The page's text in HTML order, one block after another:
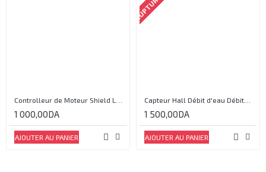
1 000,00DA
AJOUTER AU PANIER
Capteur Hall Débit d'eau Débitmètre Contrôle 1-30L Eau / min 1.75MPa
1 500,00DA
AJOUTER AU PANIER